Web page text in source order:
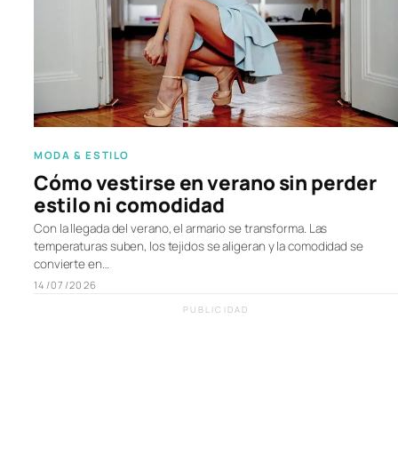
MODA & ESTILO
Cómo vestirse en verano sin perder
estilo ni comodidad
Con la llegada del verano, el armario se transforma. Las
temperaturas suben, los tejidos se aligeran y la comodidad se
convierte en…
14/07/2026
PUBLICIDAD